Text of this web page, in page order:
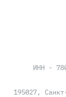
ИНН -
195027,